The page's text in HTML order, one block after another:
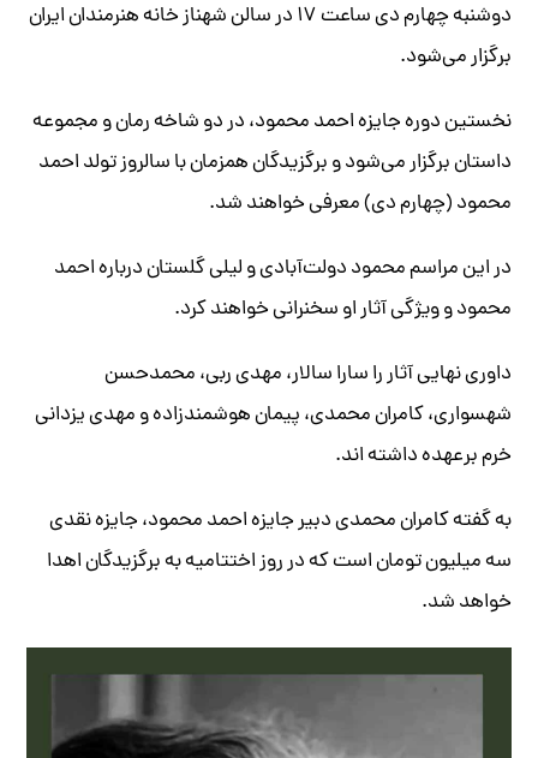
دوشنبه چهارم دی ساعت ۱۷ در سالن شهناز خانه هنرمندان ایران
برگزار می‌شود.
نخستین دوره‌ جایزه‌ احمد محمود، در دو شاخه‌ رمان و مجموعه
داستان برگزار می‌شود و برگزیدگان همزمان با سالروز تولد احمد
محمود (چهارم دی) معرفی خواهند شد.
در این مراسم محمود دولت‌آبادی و لیلی گلستان درباره احمد
محمود و ویژگی آثار او سخنرانی خواهند کرد.
داوری نهایی آثار را سارا سالار، مهدی ربی، محمدحسن
شهسواری، کامران محمدی، پیمان هوشمندزاده و مهدی یزدانی
خرم برعهده داشته اند.
به گفته کامران محمدی دبیر جایزه احمد محمود، جایزه‌ نقدی
سه میلیون تومان است که در روز اختتامیه به برگزیدگان اهدا
خواهد شد.